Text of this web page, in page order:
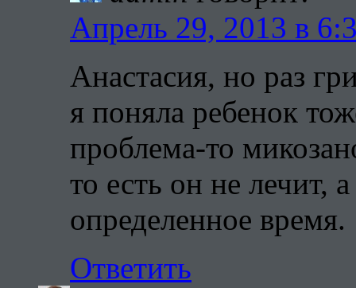
Апрель 29, 2013 в
Анастасия, но раз
я поняла ребенок
проблема-то
то есть он не лечит,
определенное время.
Ответить